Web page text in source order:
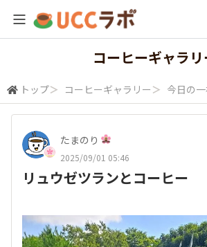
コーヒーギャラリ
トップ＞ コーヒーギャラリー ＞ 今日の
たまのり
2025/09/01 05:46
リュウゼツランとコーヒー